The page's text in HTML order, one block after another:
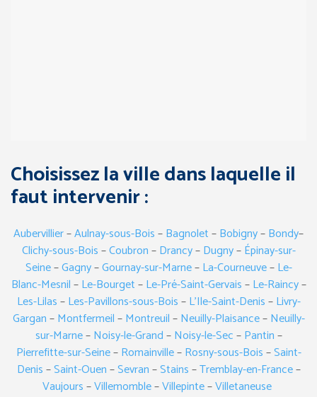
Choisissez la ville dans laquelle il
faut intervenir :
Aubervillier–Aulnay-sous-Bois–Bagnolet–Bobigny–Bondy–
Clichy-sous-Bois–Coubron–Drancy–Dugny–Épinay-sur-
Seine–Gagny–Gournay-sur-Marne–La-Courneuve–Le-
Blanc-Mesnil–Le-Bourget–Le-Pré-Saint-Gervais–Le-Raincy–
Les-Lilas–Les-Pavillons-sous-Bois–L’Ile-Saint-Denis–Livry-
Gargan–Montfermeil–Montreuil–Neuilly-Plaisance–Neuilly-
sur-Marne–Noisy-le-Grand–Noisy-le-Sec–Pantin–
Pierrefitte-sur-Seine–Romainville–Rosny-sous-Bois–Saint-
Denis–Saint-Ouen–Sevran–Stains–Tremblay-en-France–
Vaujours–Villemomble–Villepinte–Villetaneuse